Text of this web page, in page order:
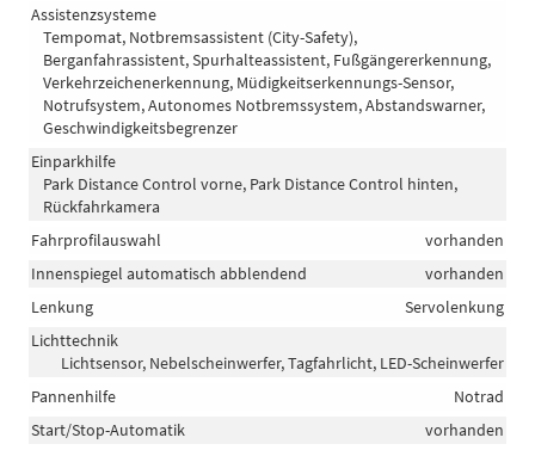
Assistenzsysteme
Tempomat, Notbremsassistent (City-Safety),
Berganfahrassistent, Spurhalteassistent, Fußgängererkennung,
Verkehrzeichenerkennung, Müdigkeitserkennungs-Sensor,
Notrufsystem, Autonomes Notbremssystem, Abstandswarner,
Geschwindigkeitsbegrenzer
Einparkhilfe
Park Distance Control vorne, Park Distance Control hinten,
Rückfahrkamera
Fahrprofilauswahl
vorhanden
Innenspiegel automatisch abblendend
vorhanden
Lenkung
Servolenkung
Lichttechnik
Lichtsensor, Nebelscheinwerfer, Tagfahrlicht, LED-Scheinwerfer
Pannenhilfe
Notrad
Start/Stop-Automatik
vorhanden